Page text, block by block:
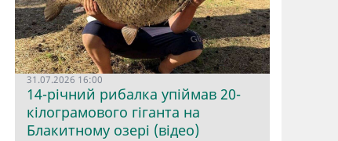
31.07.2026 16:00
14-річний рибалка упіймав 20-
кілограмового гіганта на
Блакитному озері (відео)